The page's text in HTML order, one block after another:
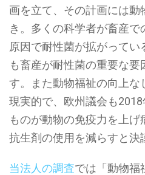
画を立て、その計画には
き。多くの科学者が畜産
原因で耐性菌が拡がってい
も畜産が耐性菌の重要な要
す。また動物福祉の向上
現実的で、欧州議会も
ものが動物の免疫力を上げ
抗生剤の使用を減らすと決
当法人の調査では「動物福